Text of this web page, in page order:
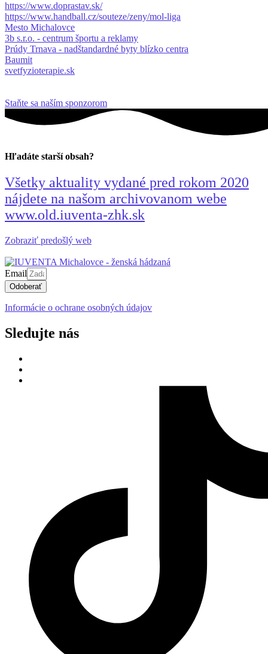
https://www.doprastav.sk/
https://www.handball.cz/souteze/zeny/mol-liga
Mesto Michalovce
3b s.r.o. - centrum športu a reklamy
Prúdy Trnava - nadštandardné byty blízko centra
Baumit
svetfyzioterapie.sk
Staňte sa naším sponzorom
Hľadáte starší obsah?
Všetky aktuality vydané pred rokom 2020
nájdete na našom archivovanom webe
www.old.iuventa-zhk.sk
Zobraziť predošlý web
Email
Odoberať
Informácie o ochrane osobných údajov
Sledujte nás